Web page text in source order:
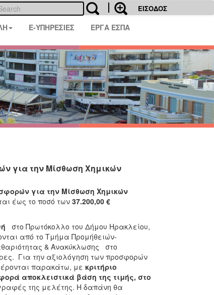
ΕΙΣΟΔΟΣ
E-ΥΠΗΡΕΣΙΕΣ ΕΡΓΑ ΕΣΠΑ
για την Μίσθωση Χημικών
για την Μίσθωση Χημικών
έως το ποσό των 37.200,00€
στο Πρωτόκολλο του Δήμου Ηρακλείου,
από το Τμήμα Προμήθειών-
& Ανακύκλωσης στο
Για την αξιολόγηση των προσφορών
παρακάτω, με κριτήριο
αποκλειστικά βάση της τιμής, στο
της μελέτης. Η δαπάνη θα